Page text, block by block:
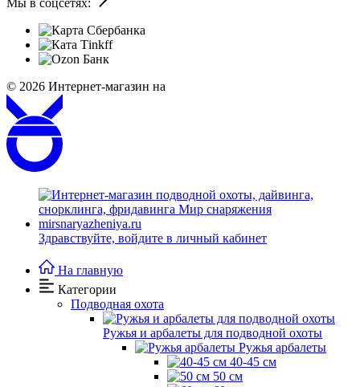
© 2026 Интернет-магазин на
Здравствуйте, войдите в личный кабинет
На главную
Категории
Подводная охота
Ружья и арбалеты для подводной охоты
Ружья арбалеты
40-45 см
50 см